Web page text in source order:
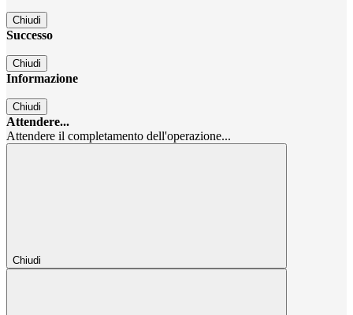
Chiudi
Successo
Chiudi
Informazione
Chiudi
Attendere...
Attendere il completamento dell'operazione...
Chiudi